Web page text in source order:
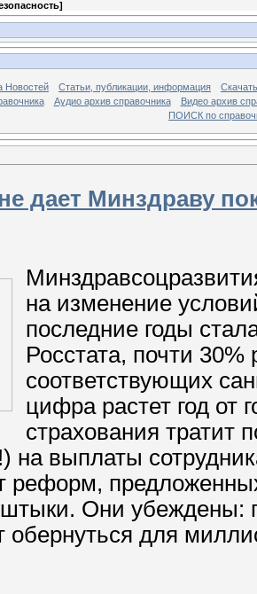
]
Новостей Статьи, публикации, информация
Аудио архив справочника
Видео архив
ПОИСК по
дает Минздраву
на изменение
последние годы
Росстата, почти 30%
соответствующих
цифра растет год от
страхования тратит
на выплаты
реформ,
Они убеждены:
обернуться для